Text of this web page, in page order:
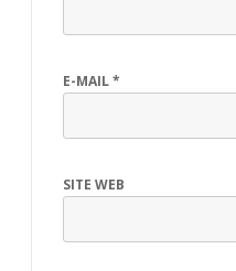
E-MAIL*
SITE WEB